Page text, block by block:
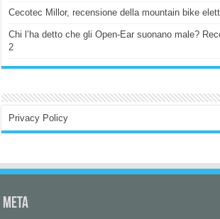
Cecotec Millor, recensione della mountain bike
Chi l’ha detto che gli Open-Ear suonano male?
2
Privacy Policy
Meta